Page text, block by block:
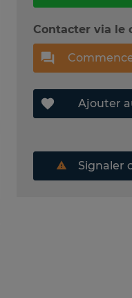
Contacter via le
Ajouter
Signaler